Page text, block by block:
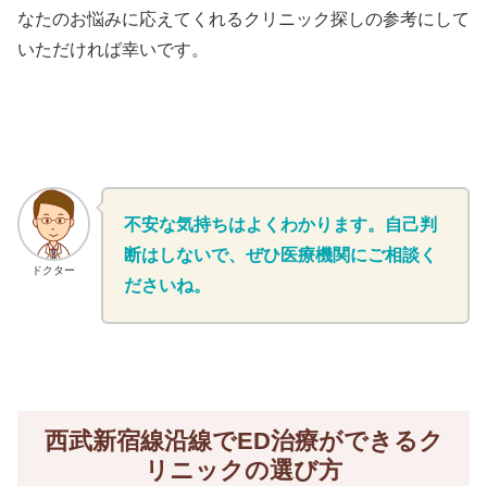
なたのお悩みに応えてくれるクリニック探しの参考にして
いただければ幸いです。
ドクター
不安な気持ちはよくわかります。自己判
断はしないで、ぜひ医療機関にご相談く
ださいね。
西武新宿線沿線でED治療ができるク
リニックの選び方